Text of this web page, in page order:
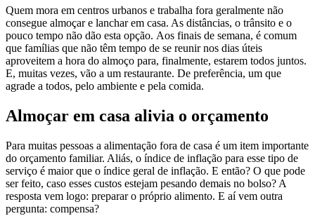
Quem mora em centros urbanos e trabalha fora geralmente não
consegue almoçar e lanchar em casa. As distâncias, o trânsito e o
pouco tempo não dão esta opção. Aos finais de semana, é comum
que famílias que não têm tempo de se reunir nos dias úteis
aproveitem a hora do almoço para, finalmente, estarem todos juntos.
E, muitas vezes, vão a um restaurante. De preferência, um que
agrade a todos, pelo ambiente e pela comida.
Almoçar em casa alivia o orçamento
Para muitas pessoas a alimentação fora de casa é um item importante
do orçamento familiar. Aliás, o índice de inflação para esse tipo de
serviço é maior que o índice geral de inflação. E então? O que pode
ser feito, caso esses custos estejam pesando demais no bolso? A
resposta vem logo: preparar o próprio alimento. E aí vem outra
pergunta: compensa?